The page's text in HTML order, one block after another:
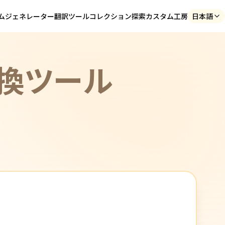
ジェネレーター翻訳ツールコレクション探索カスタム工房 日本語
ツール